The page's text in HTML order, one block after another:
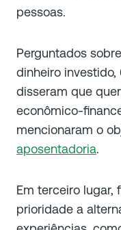
pessoas.
Perguntados
dinheiro
disseram que
econômico-
mencionaram o
aposentadoria.
Em terceiro lugar,
prioridade a